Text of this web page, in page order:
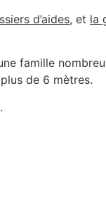
d’aides, et la
famille
de 6 mètres.